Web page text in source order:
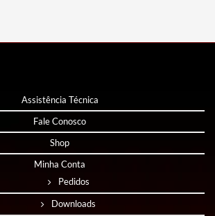
Assistência Técnica
Fale Conosco
Shop
Minha Conta
Pedidos
Downloads